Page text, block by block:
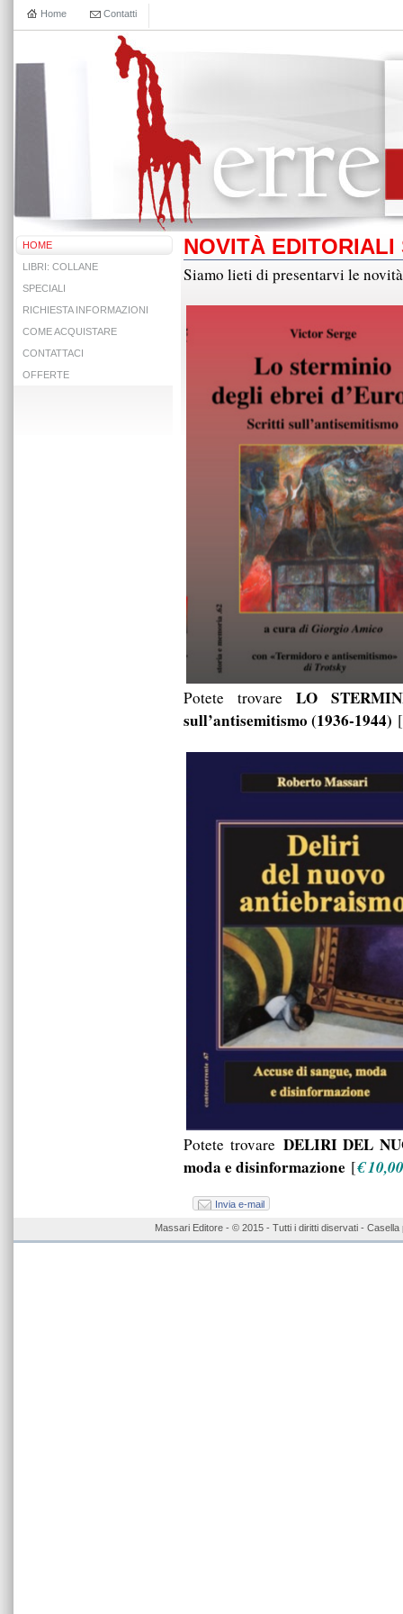
Home Contatti
HOME
LIBRI: COLLANE
SPECIALI
RICHIESTA INFORMAZIONI
COME ACQUISTARE
CONTATTACI
OFFERTE
NOVITÀ EDITORIALI
Siamo lieti di presentarvi le
Potete trovare LO
sull’antisemitismo (1936-1944) [
Potete trovare DELIRI DEL
moda e disinformazione [€ 10,00
Invia e-mail
Massari Editore - © 2015 - Tutti i diritti diservati -